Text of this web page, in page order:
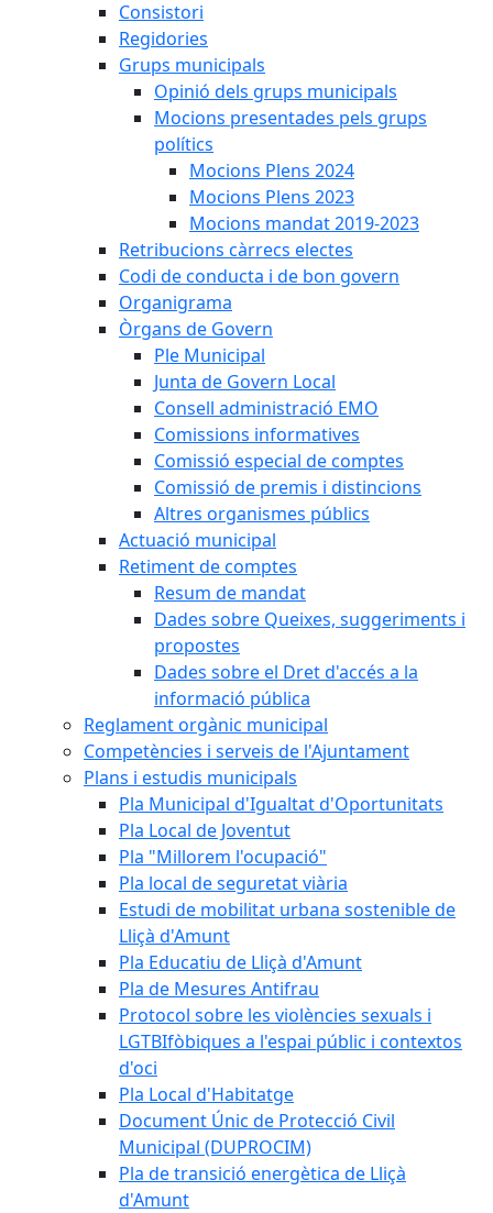
Consistori
Regidories
Grups municipals
Opinió dels grups municipals
Mocions presentades pels grups
polítics
Mocions Plens 2024
Mocions Plens 2023
Mocions mandat 2019-2023
Retribucions càrrecs electes
Codi de conducta i de bon govern
Organigrama
Òrgans de Govern
Ple Municipal
Junta de Govern Local
Consell administració EMO
Comissions informatives
Comissió especial de comptes
Comissió de premis i distincions
Altres organismes públics
Actuació municipal
Retiment de comptes
Resum de mandat
Dades sobre Queixes, suggeriments i
propostes
Dades sobre el Dret d'accés a la
informació pública
Reglament orgànic municipal
Competències i serveis de l'Ajuntament
Plans i estudis municipals
Pla Municipal d'Igualtat d'Oportunitats
Pla Local de Joventut
Pla "Millorem l'ocupació"
Pla local de seguretat viària
Estudi de mobilitat urbana sostenible de
Lliçà d'Amunt
Pla Educatiu de Lliçà d'Amunt
Pla de Mesures Antifrau
Protocol sobre les violències sexuals i
LGTBIfòbiques a l'espai públic i contextos
d'oci
Pla Local d'Habitatge
Document Únic de Protecció Civil
Municipal (DUPROCIM)
Pla de transició energètica de Lliçà
d'Amunt